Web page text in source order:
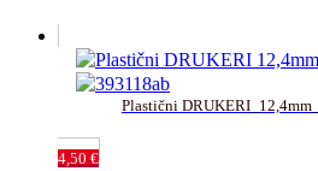
Plastični
4,50 €